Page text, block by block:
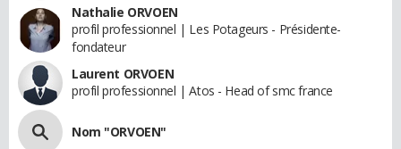
Nathalie ORVOEN
profil professionnel | Les Potageurs - Présidente-
fondateur
Laurent ORVOEN
profil professionnel | Atos - Head of smc france
Nom "ORVOEN"